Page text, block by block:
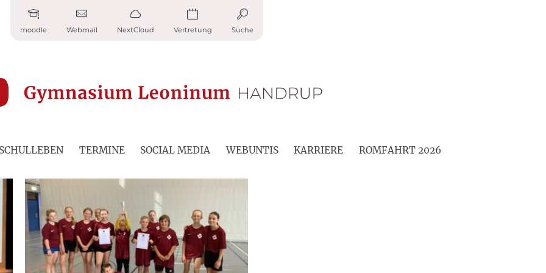
moodle Webmail NextCloud Vertretung Suche
SCHULLEBEN TERMINE SOCIAL MEDIA WEBUNTIS KARRIERE ROMFAHRT 2026